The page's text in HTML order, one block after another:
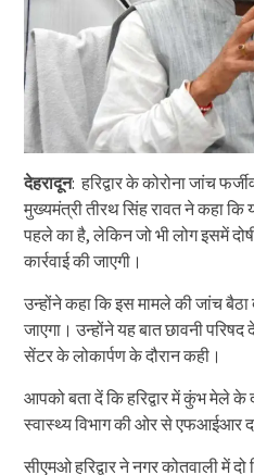
देहरादून: हरिद्वार के कोरोना जांच
मुख्यमंत्री तीरथ सिंह रावत ने कहा
पहले का है, लेकिन जो भी लोग इसमें
कार्रवाई की जाएगी।
उन्होंने कहा कि इस मामले की जांच बैठा
जाएगा। उन्‍होंने यह बात छावनी
सेंटर के लोकार्पण के दौरान कही।
आपको बता दें कि हरिद्वार में कुंभ मेले के
स्वास्थ्य विभाग की ओर से एफआईआर
सीएमओ हरिद्वार ने नगर कोतवाली में